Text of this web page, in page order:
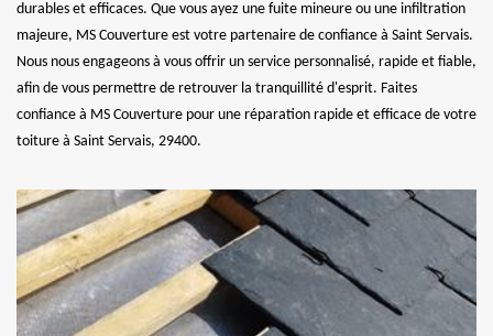
durables et efficaces. Que vous ayez une fuite mineure ou une infiltration
majeure, MS Couverture est votre partenaire de confiance à Saint Servais.
Nous nous engageons à vous offrir un service personnalisé, rapide et fiable,
afin de vous permettre de retrouver la tranquillité d'esprit. Faites
confiance à MS Couverture pour une réparation rapide et efficace de votre
toiture à Saint Servais, 29400.